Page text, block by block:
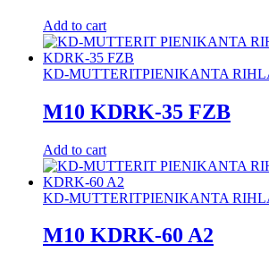
Add to cart
KD-MUTTERITPIENIKANTA
M10 KDRK-35 FZB
Add to cart
KD-MUTTERITPIENIKANTA
M10 KDRK-60 A2